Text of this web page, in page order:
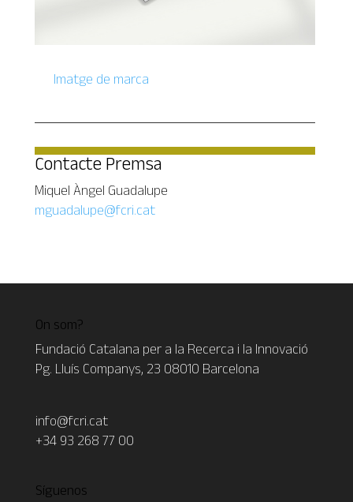
Imatge de marca
Contacte Premsa
Miquel Àngel Guadalupe
mguadalupe@fcri.cat
On som?
Fundació Catalana per a la Recerca i la Innovació
Pg. Lluís Companys, 23 08010 Barcelona
info@fcri.cat
+34 93 268 77 00
Síguenos